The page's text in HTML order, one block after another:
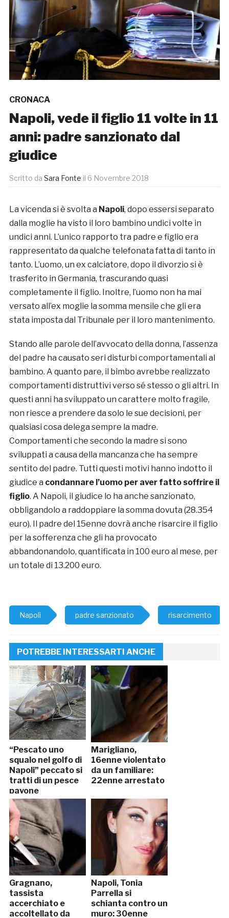
CRONACA
Napoli, vede il figlio 11 volte in 11
anni: padre sanzionato dal
giudice
Scritto da Sara Fonte il 6 Novembre 2018
La vicenda si è svolta a Napoli, dopo essersi separato
dalla moglie ha visto il loro bambino undici volte in
undici anni. L’unico rapporto tra padre e figlio era
rappresentato da qualche telefonata fatta di tanto in
tanto. L’uomo, un ex calciatore, dopo il divorzio si è
trasferito in Germania, trascurando quasi
completamente il figlio. Inoltre, l’uomo non ha mai
versato all’ex moglie la somma mensile che gli era
stata imposta dal Tribunale per il loro mantenimento.
Stando alle parole dell’avvocato della donna, l’assenza
del padre ha causato seri disturbi comportamentali al
bambino. A quanto pare, il bimbo avrebbe realizzato
comportamenti distruttivi verso sé stesso o gli altri. In
questi anni ha sviluppato un carattere molto fragile,
non riesce a prendere da solo le sue decisioni, per
qualsiasi cosa delega sempre la madre.
Comportamenti che secondo la madre si sono
sviluppati a causa della mancanza che ha sempre
sentito del padre. Tutti questi motivi hanno indotto il
giudice a condannare l’uomo per aver fatto soffrire il
figlio. A Napoli, il giudice lo ha anche sanzionato,
obbligandolo a raddoppiare la somma dovuta (28.354
euro). Il padre del 15enne dovrà anche risarcire il figlio
per la sofferenza che gli ha provocato
abbandonandolo, quantificata in 100 euro al mese, per
un totale di 13.200 euro.
Napoli padre sanzionato risarcimento
POTREBBE INTERESSARTI ANCHE
“Pescato uno
squalo nel golfo di
Napoli” peccato si
tratti di un pesce
pavone
Marigliano,
16enne violentato
da un familiare:
22enne arrestato
Gragnano,
tassista
accerchiato e
accoltellato da
Napoli, Tonia
Parrella si
schianta contro un
muro: 30enne